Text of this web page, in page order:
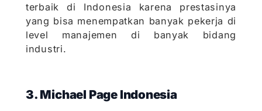
terbaik di Indonesia karena prestasinya
yang bisa menempatkan banyak pekerja di
level manajemen di banyak bidang
industri.
3. Michael Page Indonesia